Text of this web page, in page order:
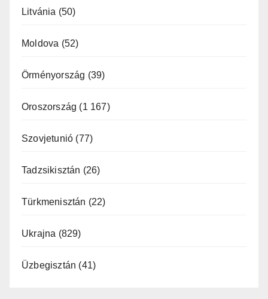
Litvánia (50)
Moldova (52)
Örményország (39)
Oroszország (1 167)
Szovjetunió (77)
Tadzsikisztán (26)
Türkmenisztán (22)
Ukrajna (829)
Üzbegisztán (41)